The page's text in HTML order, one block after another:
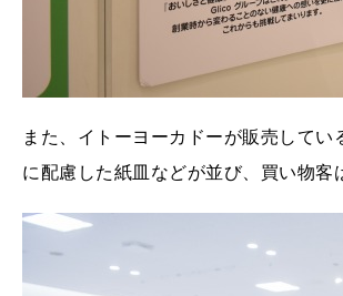
また、イトーヨーカドーが販売して
に配慮した紙皿などが並び、買い物客